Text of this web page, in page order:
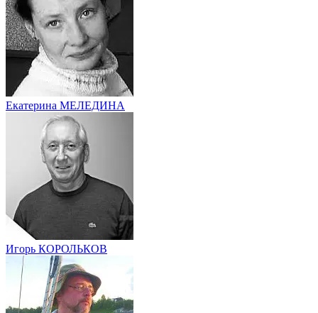
Екатерина МЕЛЕДИНА
Игорь КОРОЛЬКОВ